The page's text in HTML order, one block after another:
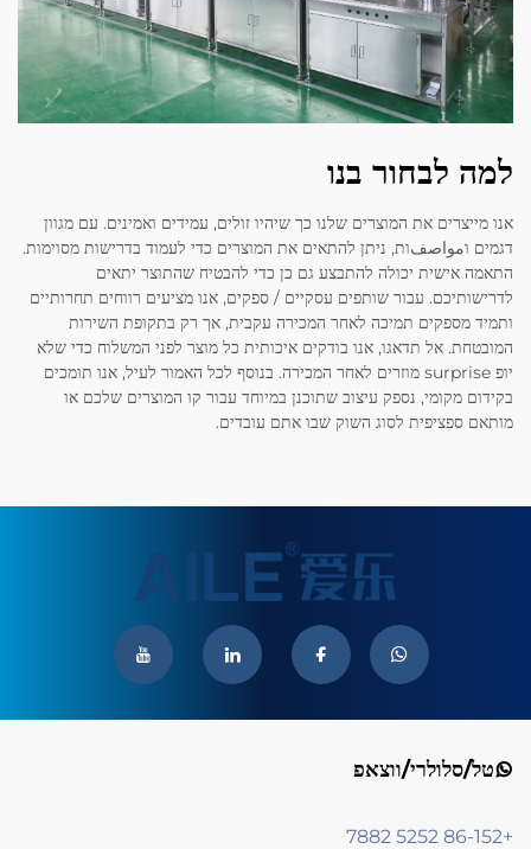
למה לבחור בנו
אנו מייצרים את המוצרים שלנו כך שיהיו זולים, עמידים ואמינים. עם מגוון
דגמים וمواصفות, ניתן להתאים את המוצרים כדי לעמוד בדרישות מסוימות.
התאמה אישית יכולה להתבצע גם כן כדי להבטיח שהתוצר יתאים
לדרישותיכם. עבור שותפים עסקיים / ספקים, אנו מציעים רווחים תחרותיים
ותמיד מספקים תמיכה לאחר המכירה עקבית, אך רק בתקופת השירות
המובטחת. אל תדאגו, אנו בודקים איכותית כל מוצר לפני המשלוח כדי שלא
יופ surprise מוזרים לאחר המכירה. בנוסף לכל האמור לעיל, אנו תומכים
בקידום מקומי, נספק עיצוב שתוכנן במיוחד עבור קו המוצרים שלכם או
מותאם ספציפית לסוג השוק שבו אתם עובדים.
טל/סלולרי/ווצאפ
+86-152 5252 7882